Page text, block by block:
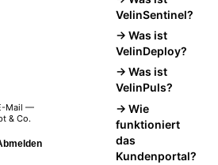
Mail —
& Co.
VelinSentinel?
→ Was ist
VelinDeploy?
→ Was ist
VelinPuls?
→ Wie
funktioniert
das
Kundenportal?